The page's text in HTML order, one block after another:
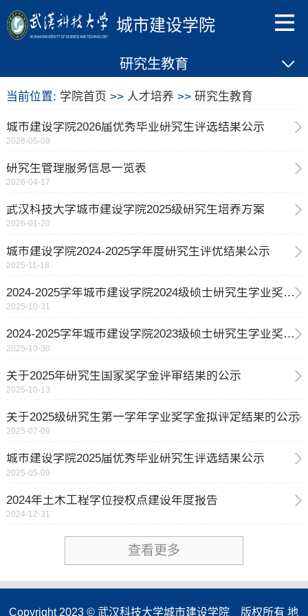
城市建设学院
研究生教育
当前位置: 学院首页 >> 人才培养 >> 研究生教育
城市建设学院2026届优秀毕业研究生评选结果公示
2026-05-09
研究生管理服务信息一览表
2026-04-17
武汉科技大学城市建设学院2025级研究生培养方案
2026-01-20
城市建设学院2024-2025学年度研究生评优结果公示
2025-11-18
2024-2025学年城市建设学院2024级硕士研究生学业奖学金评审结果公示
2025-10-31
2024-2025学年城市建设学院2023级硕士研究生学业奖学金评审结果公示
2025-10-30
关于2025年研究生国家奖学金评审结果的公示
2025-10-13
关于2025级研究生第一学年学业奖学金拟评定结果的公示
2025-07-09
城市建设学院2025届优秀毕业研究生评选结果公示
2025-05-09
2024年土木工程学位授权点建设年度报告
2024-12-31
查看更多
Copyright 2023 © 武汉科技大学城市建设学院 版权所有 地